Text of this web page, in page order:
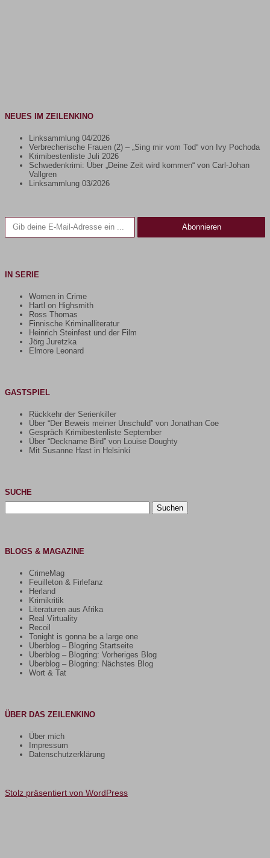
NEUES IM ZEILENKINO
Linksammlung 04/2026
Verbrecherische Frauen (2) – „Sing mir vom Tod“ von Ivy Pochoda
Krimibestenliste Juli 2026
Schwedenkrimi: Über „Deine Zeit wird kommen“ von Carl-Johan
Vallgren
Linksammlung 03/2026
Gib deine E-Mail-Adresse ein ...
Abonnieren
IN SERIE
Women in Crime
Hartl on Highsmith
Ross Thomas
Finnische Kriminalliteratur
Heinrich Steinfest und der Film
Jörg Juretzka
Elmore Leonard
GASTSPIEL
Rückkehr der Serienkiller
Über “Der Beweis meiner Unschuld” von Jonathan Coe
Gespräch Krimibestenliste September
Über “Deckname Bird” von Louise Doughty
Mit Susanne Hast in Helsinki
SUCHE
Suchen
nach:
BLOGS & MAGAZINE
CrimeMag
Feuilleton & Firlefanz
Herland
Krimikritik
Literaturen aus Afrika
Real Virtuality
Recoil
Tonight is gonna be a large one
Uberblog – Blogring Startseite
Uberblog – Blogring: Vorheriges Blog
Uberblog – Blogring: Nächstes Blog
Wort & Tat
ÜBER DAS ZEILENKINO
Über mich
Impressum
Datenschutzerklärung
Stolz präsentiert von WordPress